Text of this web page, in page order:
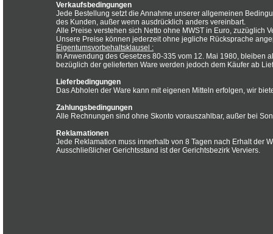
Verkaufsbedingungen
Jede Bestellung setzt die Annahme unserer allgemeinen
des Kunden, außer wenn ausdrücklich anders vereinbart.
Alle Preise verstehen sich Netto ohne MWST in Euro, zuzüglich
Unsere Preise können jederzeit ohne jegliche Rücksprache
Eigentumsvorbehaltsklausel :
In Anwendung des Gesetzes 80-335 vom 12. Mai 1980,
bezüglich der gelieferten Ware werden jedoch dem Käufer ab
Lieferbedingungen
Das Abholen der Ware kann mit eigenen Mitteln erfolgen, wir
Zahlungsbedingungen
Alle Rechnungen sind ohne Skonto vorauszahlbar, außer bei
Reklamationen
Jede Reklamation muss innerhalb von 8 Tagen nach Erhalt der
Ausschließlicher Gerichtsstand ist der Gerichtsbezirk Verviers.